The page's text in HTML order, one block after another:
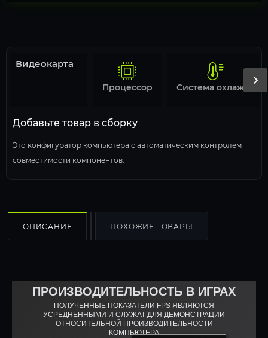
Добавьте товар в сборку
Это конфигуратор компьютера с автоматическим контролем
совместимости компонентов.
Видеокарта
Процессор
ОПИСАНИЕ ПОХОЖИЕ ТОВАРЫ
ПРОИЗВОДИТЕЛЬНОСТЬ В ИГРАХ
ПОЛУЧЕННЫЕ ПОКАЗАТЕЛИ FPS ЯВЛЯЮТСЯ
УСРЕДНЕННЫМИ И СЛУЖАТ ДЛЯ ДЕМОНСТРАЦИИ
ОТНОСИТЕЛЬНОЙ ПРОИЗВОДИТЕЛЬНОСТИ
КОМПЬЮТЕРА